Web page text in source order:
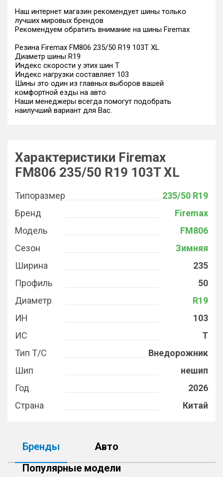
Наш интернет магазин рекомендует шины только
лучших мировых брендов
Рекомендуем обратить внимание на шины Firemax
Резина Firemax FM806 235/50 R19 103T XL
Диаметр шины R19
Индекс скорости у этих шин T
Индекс нагрузки составляет 103
Шины это один из главных выборов вашей
комфортной езды на авто
Наши менеджеры всегда помогут подобрать
наилучший вариант для Вас.
Характеристики Firemax
FM806 235/50 R19 103T XL
Типоразмер
235/50 R19
Бренд
Firemax
Модель
FM806
Сезон
Зимняя
Ширина
235
Профиль
50
Диаметр
R19
ИН
103
ИС
T
Тип Т/С
Внедорожник
Шип
нешип
Год
2026
Страна
Китай
Бренды
Авто
Популярные модели